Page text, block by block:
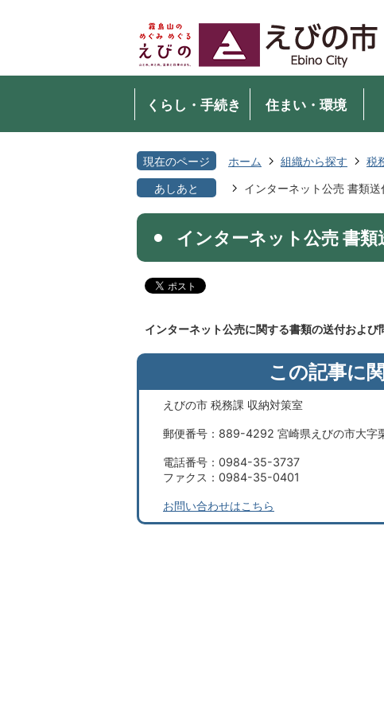
くらし・手続き 住まい・環境
現在のページ ホーム 組織から探す 税
あしあと
インターネット公売 書類
インターネット公売 書
インターネット公売に関する書類の送付および
この記事に
えびの市 税務課 収納対策室
郵便番号：889-4292 宮崎県えびの市大字
電話番号：0984-35-3737
ファクス：0984-35-0401
お問い合わせはこちら